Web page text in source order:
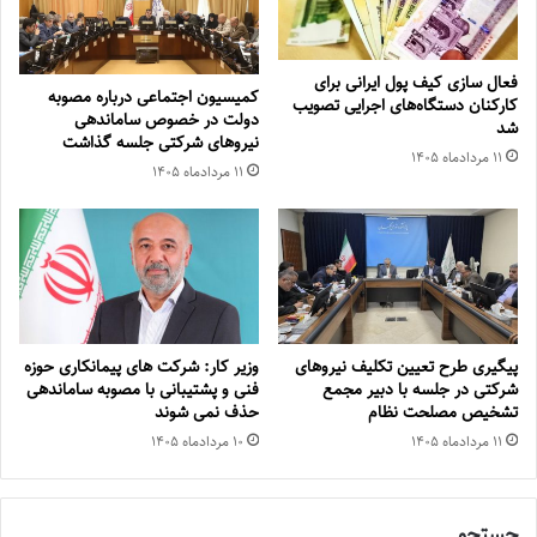
فعال سازی کیف پول ایرانی برای
کارکنان دستگاه‌های اجرایی تصویب
شد
۱۱ مرداد‌ماه ۱۴۰۵
کمیسیون اجتماعی درباره مصوبه
دولت در خصوص ساماندهی
نیروهای شرکتی جلسه گذاشت
۱۱ مرداد‌ماه ۱۴۰۵
پیگیری طرح تعیین تکلیف نیروهای
شرکتی در جلسه با دبیر مجمع
تشخیص مصلحت نظام
۱۱ مرداد‌ماه ۱۴۰۵
وزیر کار: شرکت های پیمانکاری حوزه
فنی و پشتیبانی با مصوبه ساماندهی
حذف نمی شوند
۱۰ مرداد‌ماه ۱۴۰۵